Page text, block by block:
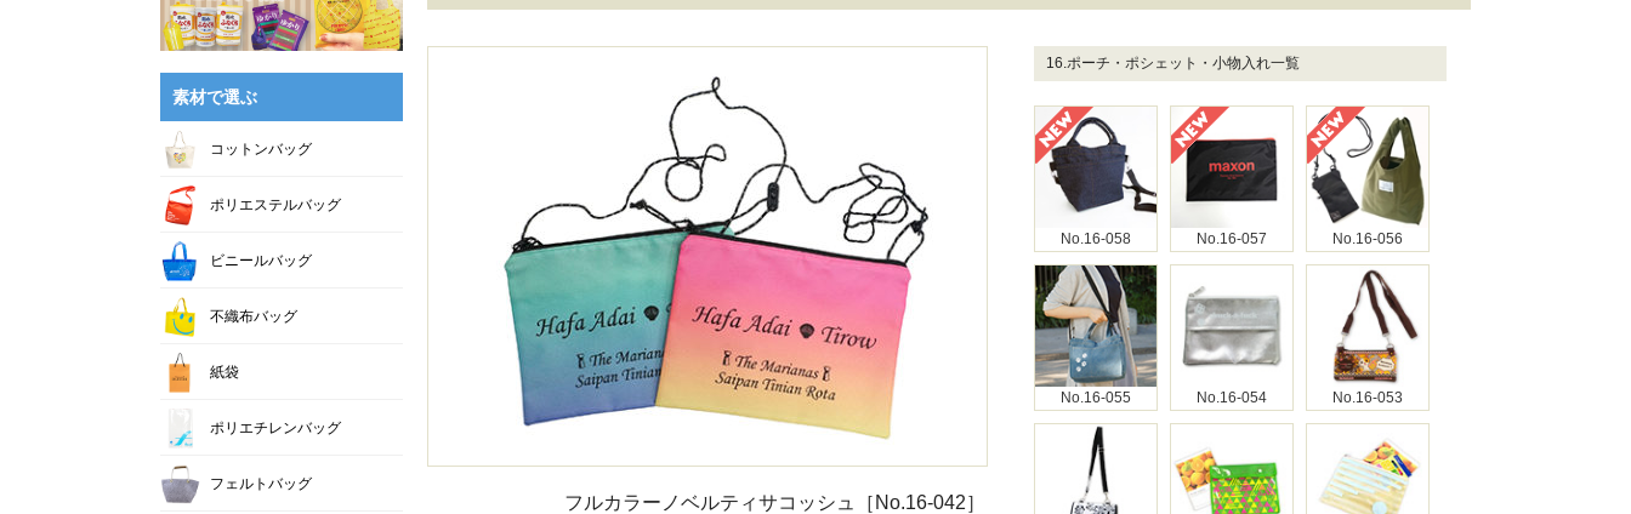
フルカラーノベルティサコッシュ［No.16-042］
16.ポーチ・ポシェット・小物入れ一覧
No.16-058 No.16-057 No.16-056
No.16-055 No.16-054 No.16-053
素材で選ぶ
コットンバッグ
ポリエステルバッグ
ビニールバッグ
不織布バッグ
紙袋
ポリエチレンバッグ
フェルトバッグ